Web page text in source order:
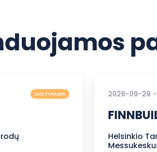
DALYVIAMS 2026-09-29 -
Helsinkio